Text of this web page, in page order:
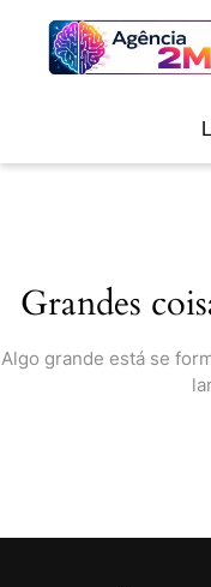
content
Grandes
Algo grande está se